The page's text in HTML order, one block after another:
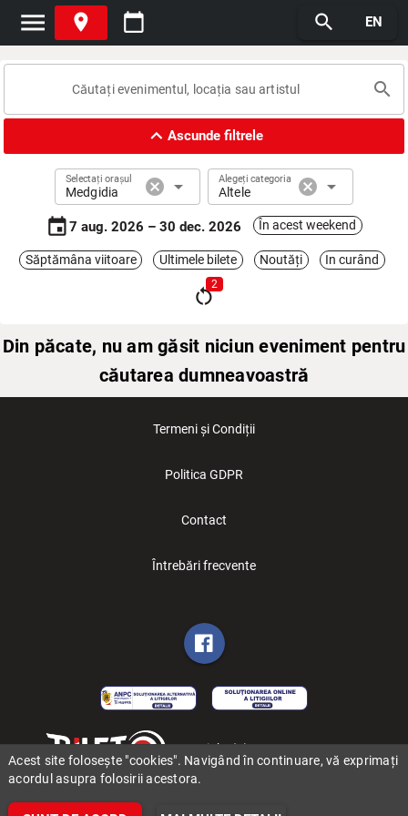
menu place calendar_today search EN
search
expand_lessAscunde filtrele
Selectați orașul
Medgidia cancel arrow_drop_down Alegeți categoria
Altele cancel arrow_drop_down
event7 aug. 2026 – 30 dec. 2026 În acest weekend
Săptămâna viitoare Ultimele bilete Noutăți In curând
restart_alt
2
Din păcate, nu am găsit niciun eveniment pentru
căutarea dumneavoastră
Termeni și Condiții
Politica GDPR
Contact
Întrebări frecvente
Copyright (C) 2006-2026 BILET.ro
Acest site folosește "cookies". Navigând în continuare, vă exprimați
acordul asupra folosirii acestora.